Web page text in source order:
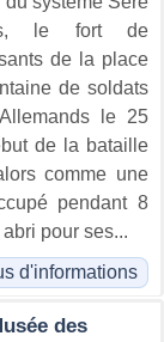
le fort de
de la place
de soldats
le 25
de la bataille
comme une
pendant 8
pour ses...
d'informations
des